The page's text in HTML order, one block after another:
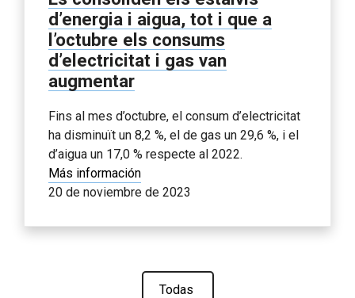
d’energia i aigua, tot i que a
l’octubre els consums
d’electricitat i gas van
augmentar
Fins al mes d’octubre, el consum d’electricitat
ha disminuït un 8,2 %, el de gas un 29,6 %, i el
d’aigua un 17,0 % respecte al 2022.
Más información
20 de noviembre de 2023
Todas